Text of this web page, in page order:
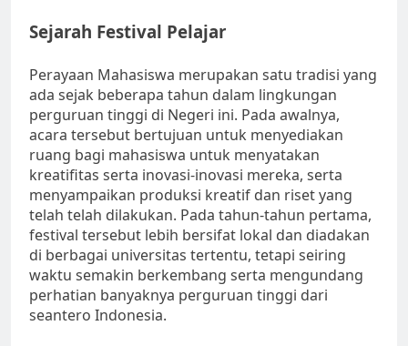
Sejarah Festival Pelajar
Perayaan Mahasiswa merupakan satu tradisi yang
ada sejak beberapa tahun dalam lingkungan
perguruan tinggi di Negeri ini. Pada awalnya,
acara tersebut bertujuan untuk menyediakan
ruang bagi mahasiswa untuk menyatakan
kreatifitas serta inovasi-inovasi mereka, serta
menyampaikan produksi kreatif dan riset yang
telah telah dilakukan. Pada tahun-tahun pertama,
festival tersebut lebih bersifat lokal dan diadakan
di berbagai universitas tertentu, tetapi seiring
waktu semakin berkembang serta mengundang
perhatian banyaknya perguruan tinggi dari
seantero Indonesia.